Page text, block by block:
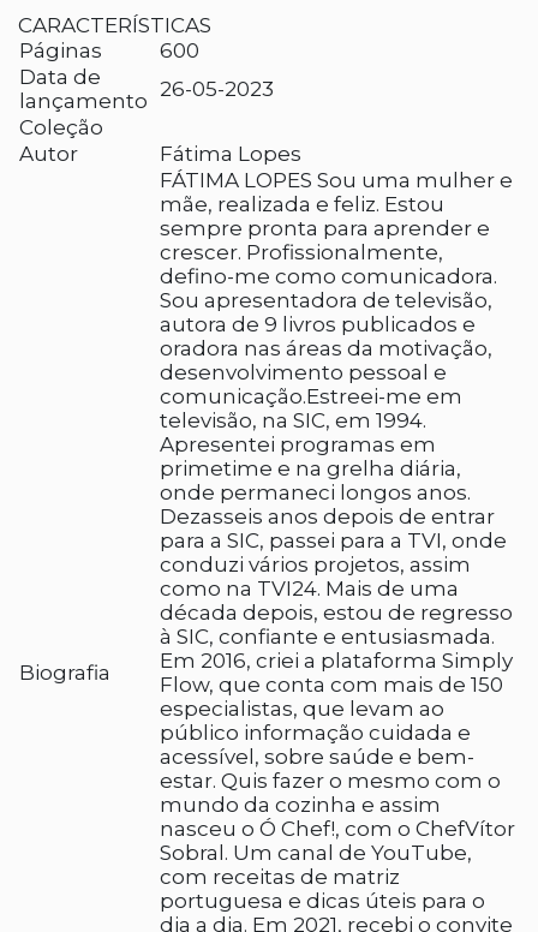
CARACTERÍSTICAS
Páginas
600
Data de
lançamento 26-05-2023
Coleção
Autor
Fátima Lopes
Biografia
FÁTIMA LOPES Sou uma mulher e
mãe, realizada e feliz. Estou
sempre pronta para aprender e
crescer. Profissionalmente,
defino-me como comunicadora.
Sou apresentadora de televisão,
autora de 9 livros publicados e
oradora nas áreas da motivação,
desenvolvimento pessoal e
comunicação.Estreei-me em
televisão, na SIC, em 1994.
Apresentei programas em
primetime e na grelha diária,
onde permaneci longos anos.
Dezasseis anos depois de entrar
para a SIC, passei para a TVI, onde
conduzi vários projetos, assim
como na TVI24. Mais de uma
década depois, estou de regresso
à SIC, confiante e entusiasmada.
Em 2016, criei a plataforma Simply
Flow, que conta com mais de 150
especialistas, que levam ao
público informação cuidada e
acessível, sobre saúde e bem-
estar. Quis fazer o mesmo com o
mundo da cozinha e assim
nasceu o Ó Chef!, com o ChefVítor
Sobral. Um canal de YouTube,
com receitas de matriz
portuguesa e dicas úteis para o
dia a dia. Em 2021, recebi o convite